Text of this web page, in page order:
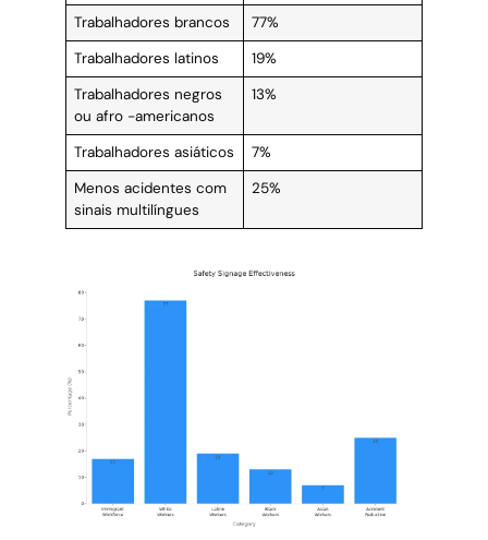
Trabalhadores brancos
77%
Trabalhadores latinos
19%
Trabalhadores negros
ou afro -americanos
13%
Trabalhadores asiáticos
7%
Menos acidentes com
sinais multilíngues
25%